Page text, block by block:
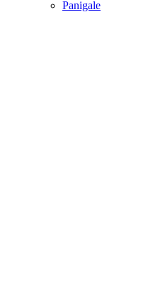
Panigale